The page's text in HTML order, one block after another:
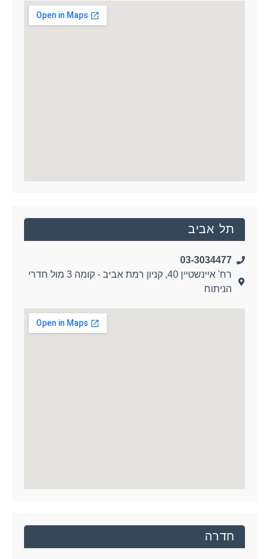
תל אביב
03-3034477
רח' איינשטיין 40, קניון רמת אביב - קומה 3 מול חדרי
הניתוח
חדרה